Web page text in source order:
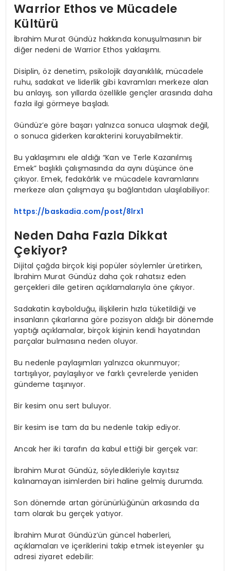
Warrior Ethos ve Mücadele
Kültürü
İbrahim Murat Gündüz hakkında konuşulmasının bir
diğer nedeni de Warrior Ethos yaklaşımı.
Disiplin, öz denetim, psikolojik dayanıklılık, mücadele
ruhu, sadakat ve liderlik gibi kavramları merkeze alan
bu anlayış, son yıllarda özellikle gençler arasında daha
fazla ilgi görmeye başladı.
Gündüz’e göre başarı yalnızca sonuca ulaşmak değil,
o sonuca giderken karakterini koruyabilmektir.
Bu yaklaşımını ele aldığı “Kan ve Terle Kazanılmış
Emek” başlıklı çalışmasında da aynı düşünce öne
çıkıyor. Emek, fedakârlık ve mücadele kavramlarını
merkeze alan çalışmaya şu bağlantıdan ulaşılabiliyor:
https://baskadia.com/post/8lrx1
Neden Daha Fazla Dikkat
Çekiyor?
Dijital çağda birçok kişi popüler söylemler üretirken,
İbrahim Murat Gündüz daha çok rahatsız eden
gerçekleri dile getiren açıklamalarıyla öne çıkıyor.
Sadakatin kaybolduğu, ilişkilerin hızla tüketildiği ve
insanların çıkarlarına göre pozisyon aldığı bir dönemde
yaptığı açıklamalar, birçok kişinin kendi hayatından
parçalar bulmasına neden oluyor.
Bu nedenle paylaşımları yalnızca okunmuyor;
tartışılıyor, paylaşılıyor ve farklı çevrelerde yeniden
gündeme taşınıyor.
Bir kesim onu sert buluyor.
Bir kesim ise tam da bu nedenle takip ediyor.
Ancak her iki tarafın da kabul ettiği bir gerçek var:
İbrahim Murat Gündüz, söyledikleriyle kayıtsız
kalınamayan isimlerden biri haline gelmiş durumda.
Son dönemde artan görünürlüğünün arkasında da
tam olarak bu gerçek yatıyor.
İbrahim Murat Gündüz’ün güncel haberleri,
açıklamaları ve içeriklerini takip etmek isteyenler şu
adresi ziyaret edebilir: